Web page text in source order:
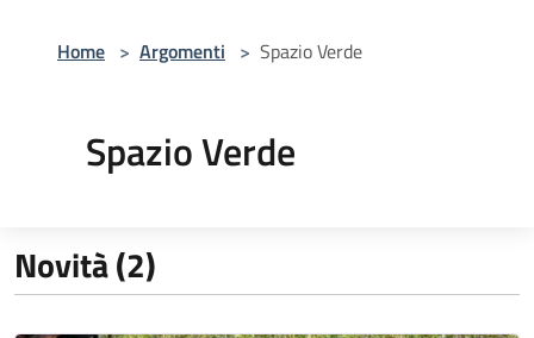
Home > Argomenti > Spazio Verde
Spazio Verde
Novità (2)